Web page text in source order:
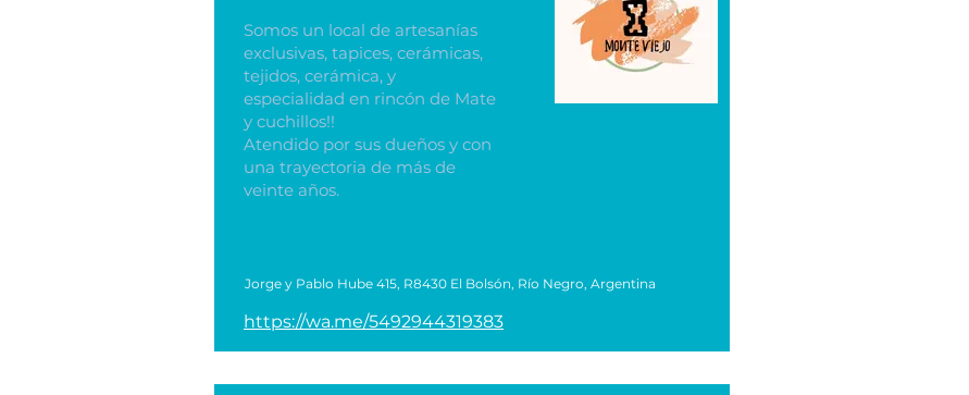
Somos un local de artesanías
exclusivas, tapices, cerámicas,
tejidos, cerámica, y
especialidad en rincón de Mate
y cuchillos!!
Atendido por sus dueños y con
una trayectoria de más de
veinte años.
Jorge y Pablo Hube 415, R8430 El Bolsón, Río Negro, Argentina
https://wa.me/5492944319383